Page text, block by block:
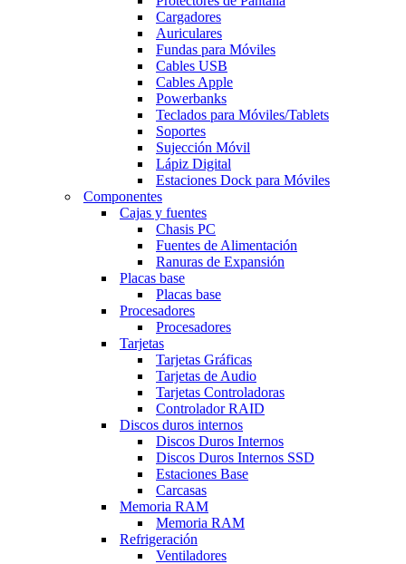
Cargadores
Auriculares
Fundas para Móviles
Cables USB
Cables Apple
Powerbanks
Teclados para Móviles/Tablets
Soportes
Sujección Móvil
Lápiz Digital
Estaciones Dock para Móviles
Componentes
Cajas y fuentes
Chasis PC
Fuentes de Alimentación
Ranuras de Expansión
Placas base
Placas base
Procesadores
Procesadores
Tarjetas
Tarjetas Gráficas
Tarjetas de Audio
Tarjetas Controladoras
Controlador RAID
Discos duros internos
Discos Duros Internos
Discos Duros Internos SSD
Estaciones Base
Carcasas
Memoria RAM
Memoria RAM
Refrigeración
Ventiladores